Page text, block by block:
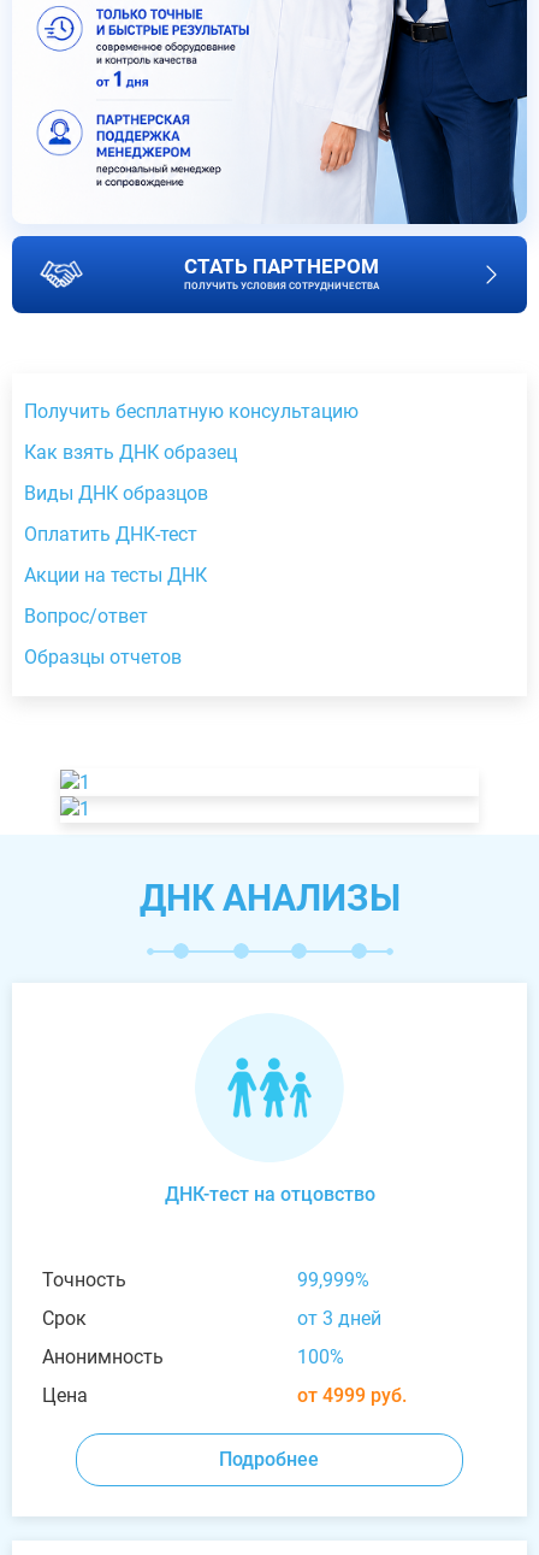
СТАТЬ ПАРТНЕРОМ
ПОЛУЧИТЬ УСЛОВИЯ СОТРУДНИЧЕСТВА
Получить бесплатную консультацию
Как взять ДНК образец
Виды ДНК образцов
Оплатить ДНК-тест
Акции на тесты ДНК
Вопрос/ответ
Образцы отчетов
ДНК АНАЛИЗЫ
ДНК-тест на отцовство
Точность
99,999%
Срок
от 3 дней
Анонимность
100%
Цена
от 4999 руб.
Подробнее